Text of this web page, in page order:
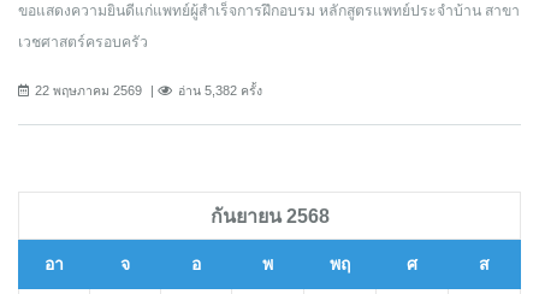
ขอแสดงความยินดีแก่แพทย์ผู้สำเร็จการฝึกอบรม หลักสูตรแพทย์ประจำบ้าน สาขา
เวชศาสตร์ครอบครัว
22 พฤษภาคม 2569 อ่าน 5,382 ครั้ง
กันยายน 2568
อา จ อ พ พฤ ศ ส